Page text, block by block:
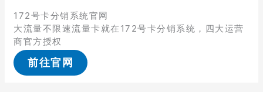
172号卡分销系统官网
大流量不限速流量卡就在172号卡分销系统，四大运营
商官方授权
前往官网